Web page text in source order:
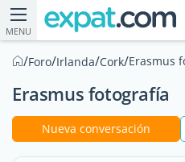
MENU
/Foro/Irlanda/Cork/Erasmus
Erasmus fotografía
Nueva conversación